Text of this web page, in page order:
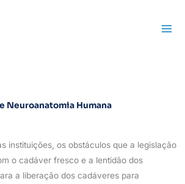
Neuroanatomia Humana
instituições, os obstáculos que a legislação
o cadáver fresco e a lentidão dos
a liberação dos cadáveres para